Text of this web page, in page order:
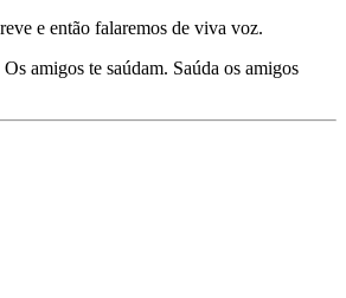
e então falaremos de viva voz.
amigos te saúdam. Saúda os amigos